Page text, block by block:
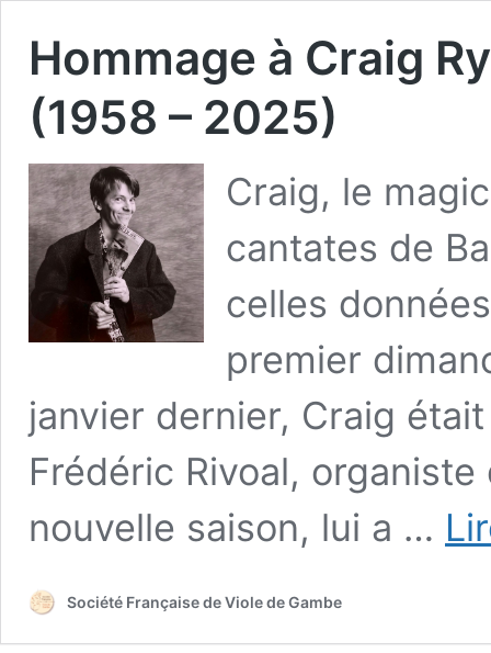
Hommage à Craig
(1958 – 2025)
Craig, le
cantates de
celles
premier
janvier dernier, Craig
Frédéric Rivoal,
nouvelle saison, lui a …
Société Française de Viole de Gambe